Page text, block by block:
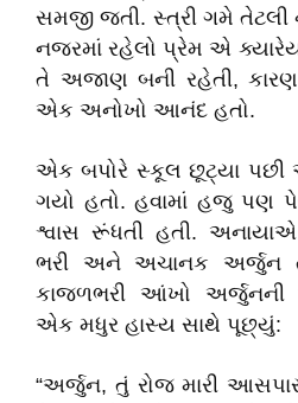
સમજી જતી. સ્ત્રી ગમે તેટલી
નજરમાં રહેલો પ્રેમ એ
તે અજાણ બની રહેતી,
એક અનોખો આનંદ હતો.
​એક બપોરે સ્કૂલ છૂટ્યા પછી
ગયો હતો. હવામાં હજુ પણ
શ્વાસ રૂંધતી હતી.
ભરી અને અચાનક અર્જુન
કાજળભરી આંખો અર્જુનની
એક મધુર હાસ્ય સાથે પૂછ્યું:
​“અર્જુન, તું રોજ મારી